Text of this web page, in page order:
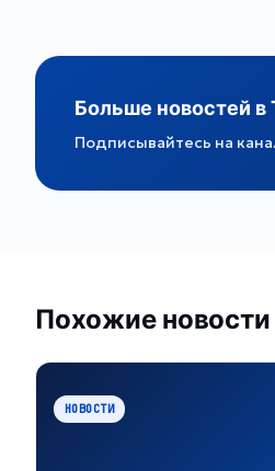
Больше новостей в
Подписывайтесь на
Похожие новости
НОВОСТИ